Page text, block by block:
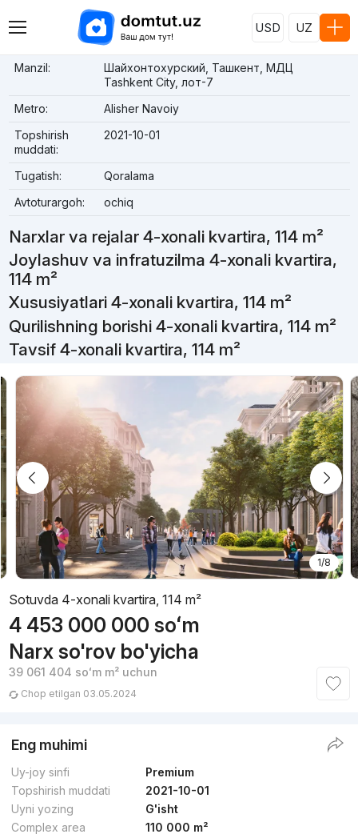
USD UZ
Manzil:
Шайхонтохурский, Ташкент, МДЦ
Tashkent City, лот-7
Metro:
Alisher Navoiy
Topshirish
muddati:
2021-10-01
Tugatish:
Qoralama
Avtoturargoh:
ochiq
Narxlar va rejalar 4-xonali kvartira, 114 m²
Joylashuv va infratuzilma 4-xonali kvartira,
114 m²
Xususiyatlari 4-xonali kvartira, 114 m²
Qurilishning borishi 4-xonali kvartira, 114 m²
Tavsif 4-xonali kvartira, 114 m²
1/8
Sotuvda 4-xonali kvartira, 114 m²
4 453 000 000 soʻm
Narx so'rov bo'yicha
39 061 404 soʻmm² uchun
Chop etilgan 03.05.2024
Eng muhimi
Uy-joy sinfi
Premium
Topshirish muddati
2021-10-01
Uyni yozing
G'isht
Complex area
110 000 m²